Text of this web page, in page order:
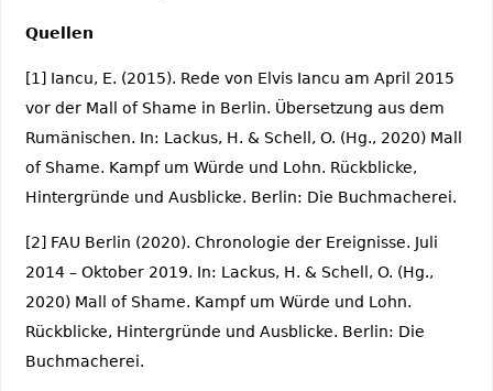
Quellen
[1] Iancu, E. (2015). Rede von Elvis Iancu am April 2015
vor der Mall of Shame in Berlin. Übersetzung aus dem
Rumänischen. In: Lackus, H. & Schell, O. (Hg., 2020) Mall
of Shame. Kampf um Würde und Lohn. Rückblicke,
Hintergründe und Ausblicke. Berlin: Die Buchmacherei.
[2] FAU Berlin (2020). Chronologie der Ereignisse. Juli
2014 – Oktober 2019. In: Lackus, H. & Schell, O. (Hg.,
2020) Mall of Shame. Kampf um Würde und Lohn.
Rückblicke, Hintergründe und Ausblicke. Berlin: Die
Buchmacherei.